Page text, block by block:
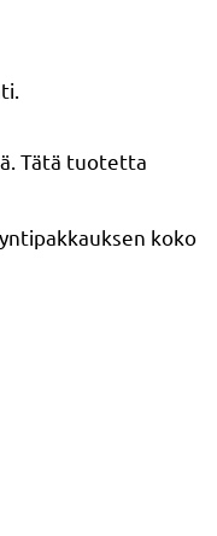
Tätä tuotetta
koko